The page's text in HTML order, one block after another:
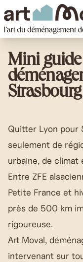
art Moval
Mini
Strasbourg
Quitter Lyon pour
seulement de
urbaine, de climat
Entre ZFE
Petite France et
près de 500 km
rigoureuse.
Art Moval,
intervenant sur